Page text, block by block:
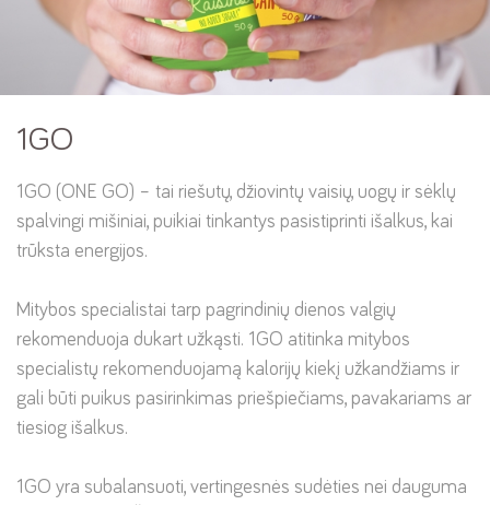
Kaip gimsta kokybė?
GO NUTS klubas
Požiūris į darbuotojus
1GO
1GO (ONE GO) – tai riešutų, džiovintų vaisių, uogų ir sėklų
spalvingi mišiniai, puikiai tinkantys pasistiprinti išalkus, kai
trūksta energijos.
Mitybos specialistai tarp pagrindinių dienos valgių
rekomenduoja dukart užkąsti. 1GO atitinka mitybos
specialistų rekomenduojamą kalorijų kiekį užkandžiams ir
gali būti puikus pasirinkimas priešpiečiams, pavakariams ar
tiesiog išalkus.
1GO yra subalansuoti, vertingesnės sudėties nei dauguma